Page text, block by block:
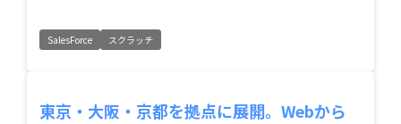
SalesForce スクラッチ
東京・大阪・京都を拠点に展開。Webから